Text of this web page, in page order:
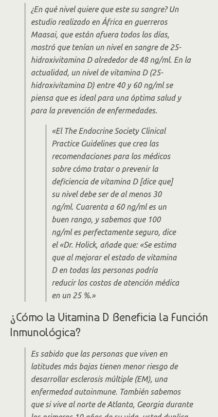
¿En qué nivel quiere que este su sangre? Un
estudio realizado en África en guerreros
Maasai, que están afuera todos los días,
mostró que tenían un nivel en sangre de 25-
hidroxivitamina D alrededor de 48 ng/ml. En la
actualidad, un nivel de vitamina D (25-
hidroxivitamina D) entre 40 y 60 ng/ml se
piensa que es ideal para una óptima salud y
para la prevención de enfermedades.
«El The Endocrine Society Clinical
Practice Guidelines que crea las
recomendaciones para los médicos
sobre cómo tratar o prevenir la
deficiencia de vitamina D [dice que]
su nivel debe ser de al menos 30
ng/ml. Cuarenta a 60 ng/ml es un
buen rango, y sabemos que 100
ng/ml es perfectamente seguro, dice
el «Dr. Holick, añade que: «Se estima
que al mejorar el estado de vitamina
D en todas las personas podría
reducir los costos de atención médica
en un 25 %.»
¿Cómo la Vitamina D Beneficia la Función
Inmunológica?
Es sabido que las personas que viven en
latitudes más bajas tienen menor riesgo de
desarrollar esclerosis múltiple (EM), una
enfermedad autoinmune. También sabemos
que si vive al norte de Atlanta, Georgia durante